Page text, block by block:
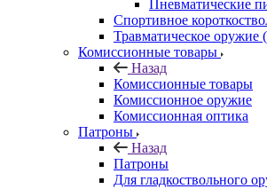
Пневматические
Спортивное
Травматическое
Комиссионные товары
Назад
Комиссионные товары
Комиссионное оружие
Комиссионная оптика
Патроны
Назад
Патроны
Для гладкоствольного